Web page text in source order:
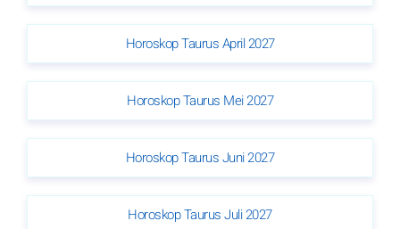
Horoskop Taurus April 2027
Horoskop Taurus Mei 2027
Horoskop Taurus Juni 2027
Horoskop Taurus Juli 2027